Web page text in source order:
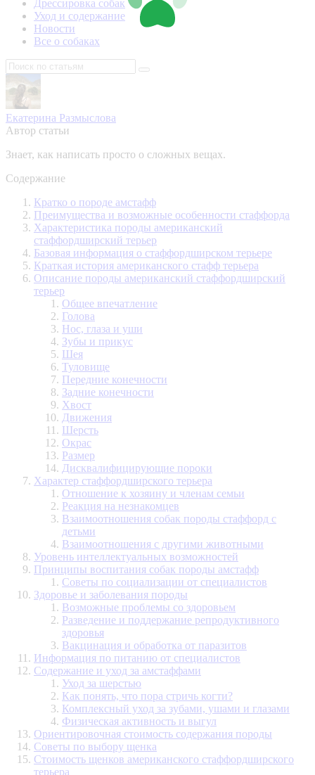
Дрессировка собак
Уход и содержание
Новости
Все о собаках
Екатерина Размыслова
Автор статьи
Знает, как написать просто о сложных вещах.
Содержание
Кратко о породе амстафф
Преимущества и возможные особенности стаффорда
Характеристика породы американский
стаффордширский терьер
Базовая информация о стаффордширском терьере
Краткая история американского стафф терьера
Описание породы американский стаффордширский
терьер
Общее впечатление
Голова
Нос, глаза и уши
Зубы и прикус
Шея
Туловище
Передние конечности
Задние конечности
Хвост
Движения
Шерсть
Окрас
Размер
Дисквалифицирующие пороки
Характер стаффордширского терьера
Отношение к хозяину и членам семьи
Реакция на незнакомцев
Взаимоотношения собак породы стаффорд с
детьми
Взаимоотношения с другими животными
Уровень интеллектуальных возможностей
Принципы воспитания собак породы амстафф
Советы по социализации от специалистов
Здоровье и заболевания породы
Возможные проблемы со здоровьем
Разведение и поддержание репродуктивного
здоровья
Вакцинация и обработка от паразитов
Информация по питанию от специалистов
Содержание и уход за амстаффами
Уход за шерстью
Как понять, что пора стричь когти?
Комплексный уход за зубами, ушами и глазами
Физическая активность и выгул
Ориентировочная стоимость содержания породы
Советы по выбору щенка
Стоимость щенков американского стаффордширского
терьера